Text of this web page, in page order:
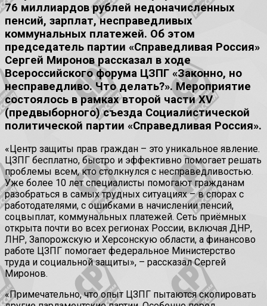
76 миллиардов рублей недоначисленных
пенсий, зарплат, несправедливых
коммунальных платежей. Об этом
председатель партии «Справедливая Россия»
Сергей Миронов рассказал в ходе
Всероссийского форума ЦЗПГ «Законно, но
несправедливо. Что делать?». Мероприятие
состоялось в рамках второй части XV
(предвыборного) съезда Социалистической
политической партии «Справедливая Россия».
«Центр защиты прав граждан – это уникальное явление.
ЦЗПГ бесплатно, быстро и эффективно помогает решать
проблемы всем, кто столкнулся с несправедливостью.
Уже более 10 лет специалисты помогают гражданам
разобраться в самых трудных ситуациях – в спорах с
работодателями, с ошибками в начислении пенсий,
соцвыплат, коммунальных платежей. Сеть приёмных
открыта почти во всех регионах России, включая ДНР,
ЛНР, Запорожскую и Херсонскую области, а финансово
работе ЦЗПГ помогает федеральное Министерство
труда и социальной защиты», – рассказал Сергей
Миронов.
«Примечательно, что опыт ЦЗПГ пытаются скопировать